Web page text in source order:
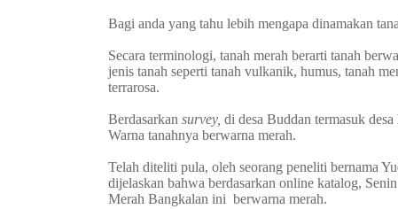
Bagi anda yang tahu lebih mengapa dinamakan
Secara terminologi, tanah merah berarti tanah
jenis tanah seperti tanah vulkanik, humus, tanah
terrarosa.
Berdasarkan survey, di desa Buddan termasuk
Warna tanahnya berwarna merah.
Telah diteliti pula, oleh seorang peneliti bernama
dijelaskan bahwa berdasarkan online katalog,
Merah Bangkalan ini berwarna merah.